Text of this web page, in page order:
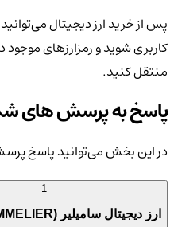
پس از خرید ارز دیجیتال
کاربری شوید و رمزارزهای
منتقل کنید.
پاسخ به پرسش های
در این بخش می‌توانید پاسخ
ارز دیجیتال سامیلیر (SOMMELIER) چیست؟